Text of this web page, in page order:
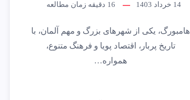
14 خرداد 1403 16 دقیقه زمان مطالعه
هامبورگ، یکی از شهرهای بزرگ و مهم آلمان، با
تاریخ پربار، اقتصاد پویا و فرهنگ متنوع،
همواره…